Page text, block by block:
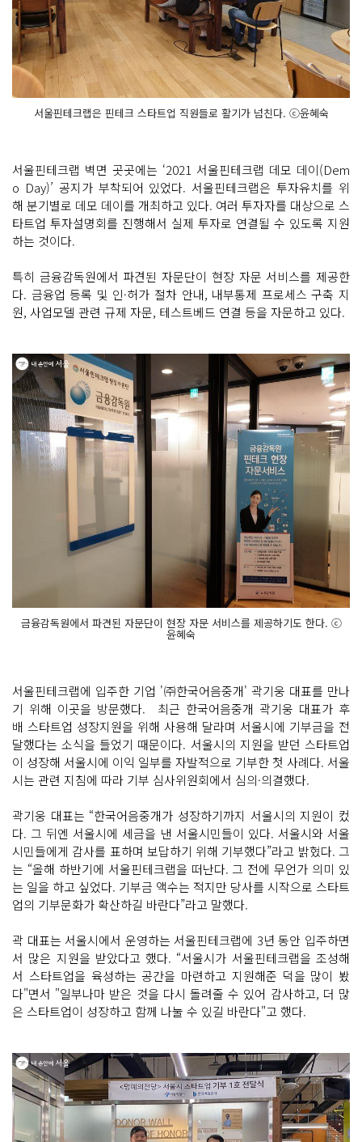
서울핀테크랩은 핀테크 스타트업 직원들로 활기가 넘친다. ⓒ윤혜숙
서울핀테크랩 벽면 곳곳에는 ‘2021 서울핀테크랩 데모 데이(Dem
o Day)’ 공지가 부착되어 있었다. 서울핀테크랩은 투자유치를 위
해 분기별로 데모 데이를 개최하고 있다. 여러 투자자를 대상으로 스
타트업 투자설명회를 진행해서 실제 투자로 연결될 수 있도록 지원
하는 것이다.
특히 금융감독원에서 파견된 자문단이 현장 자문 서비스를 제공한
다. 금융업 등록 및 인·허가 절차 안내, 내부통제 프로세스 구축 지
원, 사업모델 관련 규제 자문, 테스트베드 연결 등을 자문하고 있다.
금융감독원에서 파견된 자문단이 현장 자문 서비스를 제공하기도 한다. ⓒ
윤혜숙
서울핀테크랩에 입주한 기업 '㈜한국어음중개' 곽기웅 대표를 만나
기 위해 이곳을 방문했다. 최근 한국어음중개 곽기웅 대표가 후
배 스타트업 성장지원을 위해 사용해 달라며 서울시에 기부금을 전
달했다는 소식을 들었기 때문이다. 서울시의 지원을 받던 스타트업
이 성장해 서울시에 이익 일부를 자발적으로 기부한 첫 사례다. 서울
시는 관련 지침에 따라 기부 심사위원회에서 심의·의결했다.
곽기웅 대표는 “한국어음중개가 성장하기까지 서울시의 지원이 컸
다. 그 뒤엔 서울시에 세금을 낸 서울시민들이 있다. 서울시와 서울
시민들에게 감사를 표하며 보답하기 위해 기부했다”라고 밝혔다. 그
는 “올해 하반기에 서울핀테크랩을 떠난다. 그 전에 무언가 의미 있
는 일을 하고 싶었다. 기부금 액수는 적지만 당사를 시작으로 스타트
업의 기부문화가 확산하길 바란다”라고 말했다.
곽 대표는 서울시에서 운영하는 서울핀테크랩에 3년 동안 입주하면
서 많은 지원을 받았다고 했다. “서울시가 서울핀테크랩을 조성해
서 스타트업을 육성하는 공간을 마련하고 지원해준 덕을 많이 봤
다"면서 "일부나마 받은 것을 다시 돌려줄 수 있어 감사하고, 더 많
은 스타트업이 성장하고 함께 나눌 수 있길 바란다"고 했다.